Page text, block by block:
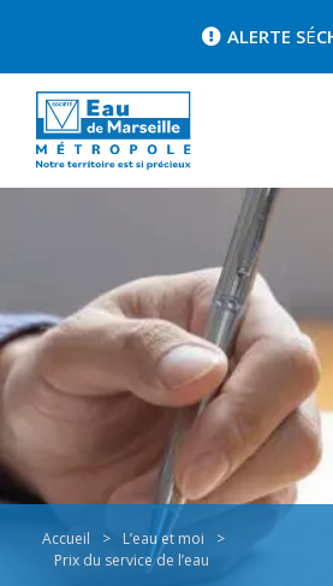
ALERTE SÉ
Accueil > L’eau et moi
>
Prix du service de l’eau